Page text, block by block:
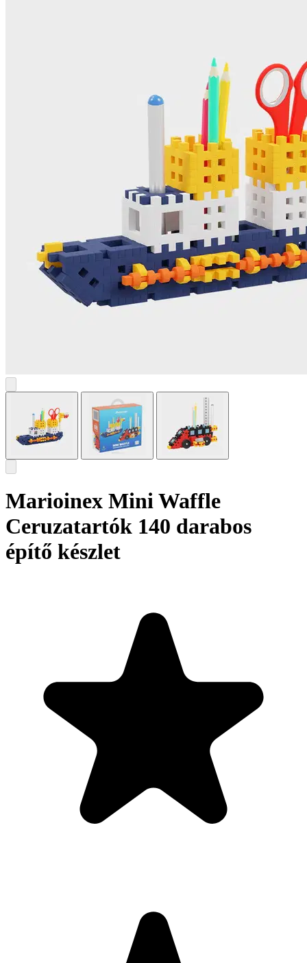
Marioinex Mini Waffle
Ceruzatartók 140 darabos
építő készlet